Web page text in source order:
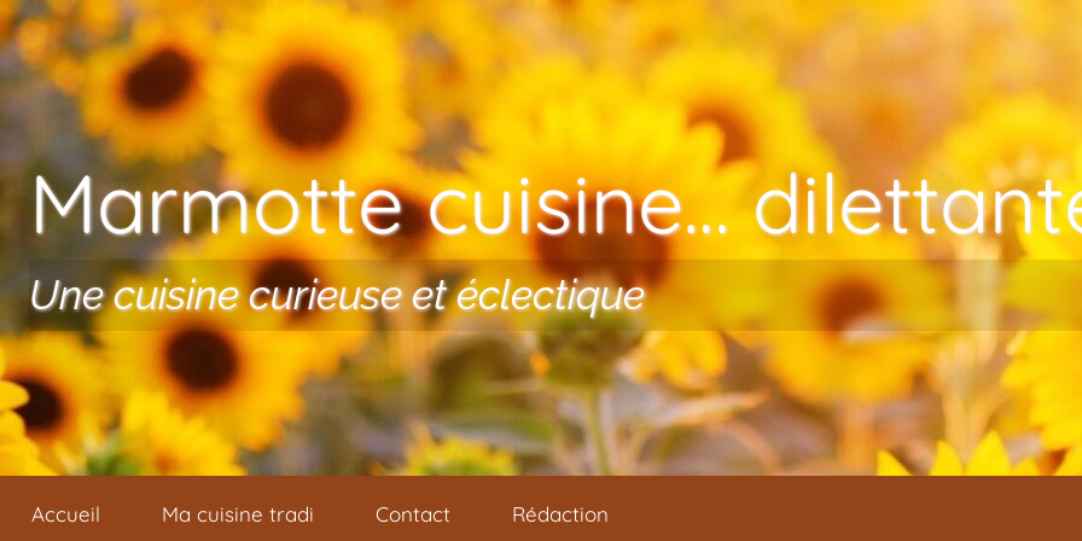
Aller au contenu
Marmotte cuisine…
Une cuisine curieuse et éclectique
Accueil Ma cuisine tradi Contact Rédaction